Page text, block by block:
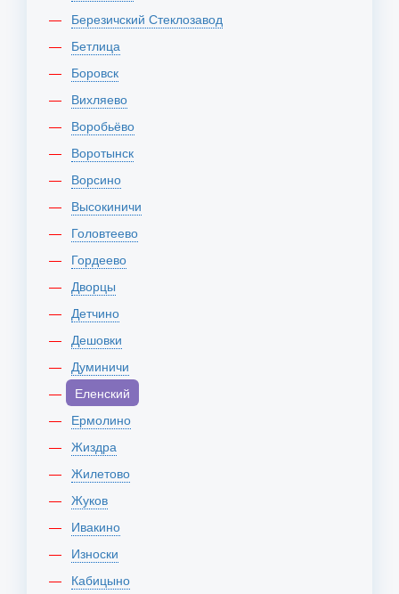
Березичский Стеклозавод
Бетлица
Боровск
Вихляево
Воробьёво
Воротынск
Ворсино
Высокиничи
Головтеево
Гордеево
Дворцы
Детчино
Дешовки
Думиничи
Еленский
Ермолино
Жиздра
Жилетово
Жуков
Ивакино
Износки
Кабицыно